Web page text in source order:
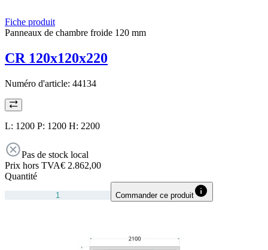
Fiche produit
Panneaux de chambre froide 120 mm
CR 120x120x220
Numéro d'article: 44134
L: 1200 P: 1200 H: 2200
Pas de stock local
Prix hors TVA€ 2.862,00
Quantité
Commander ce produit